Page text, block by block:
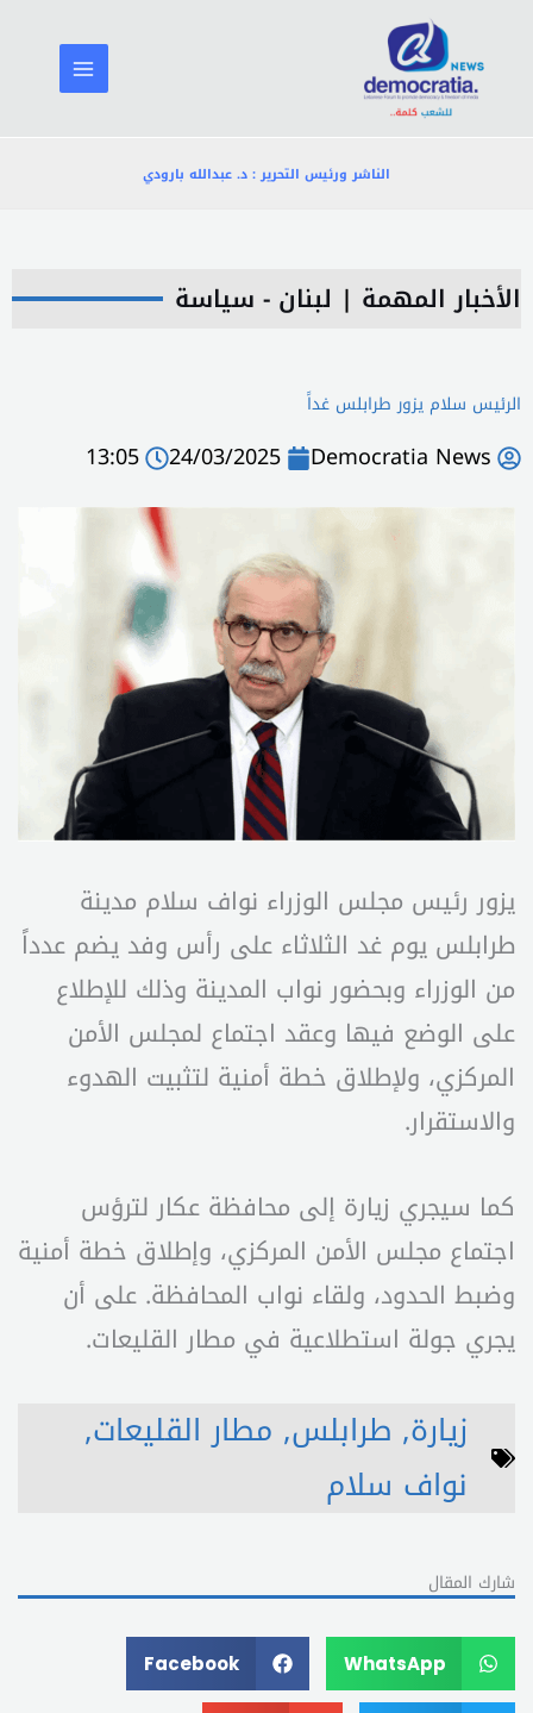
المحتوى
الناشر ورئيس التحرير : د. عبدالله بارودي
الأخبار المهمة | لبنان - سياسة
الرئيس سلام يزور طرابلس غداً
Democratia News
24/03/2025
13:05
يزور رئيس مجلس الوزراء نواف سلام مدينة
طرابلس يوم غد الثلاثاء على رأس وفد يضم عدداً
من الوزراء وبحضور نواب المدينة وذلك للإطلاع
على الوضع فيها وعقد اجتماع لمجلس الأمن
المركزي، ولإطلاق خطة أمنية لتثبيت الهدوء
والاستقرار.
كما سيجري زيارة إلى محافظة عكار لترؤس
اجتماع مجلس الأمن المركزي، وإطلاق خطة أمنية
وضبط الحدود، ولقاء نواب المحافظة. على أن
يجري جولة استطلاعية في مطار القليعات.
زيارة, طرابلس, مطار القليعات,
نواف سلام
شارك المقال
WhatsApp
Facebook